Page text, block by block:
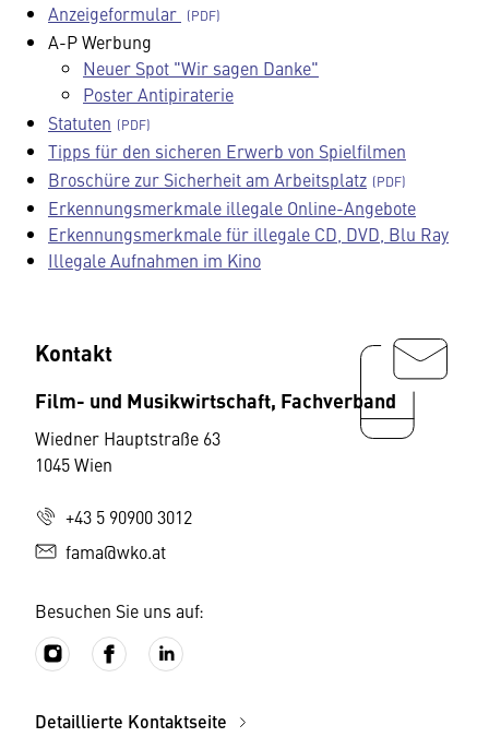
Anzeigeformular
A-P Werbung
Neuer Spot "Wir sagen Danke"
Poster Antipiraterie
Statuten
Tipps für den sicheren Erwerb von Spielfilmen
Broschüre zur Sicherheit am Arbeitsplatz
Erkennungsmerkmale illegale Online-Angebote
Erkennungsmerkmale für illegale CD, DVD, Blu Ray
Illegale Aufnahmen im Kino
Kontakt
Film- und Musikwirtschaft, Fachverband
Wiedner Hauptstraße 63
1045 Wien
+43 5 90900 3012
fama@wko.at
Besuchen Sie uns auf:
Detaillierte Kontaktseite